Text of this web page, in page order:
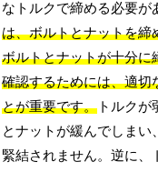
なトルクで締める必要が
は、ボルトとナットを締
ボルトとナットが十分に
確認するためには、適切
とが重要です。 トルクが
とナットが緩んでしまい
緊結されません。逆に、